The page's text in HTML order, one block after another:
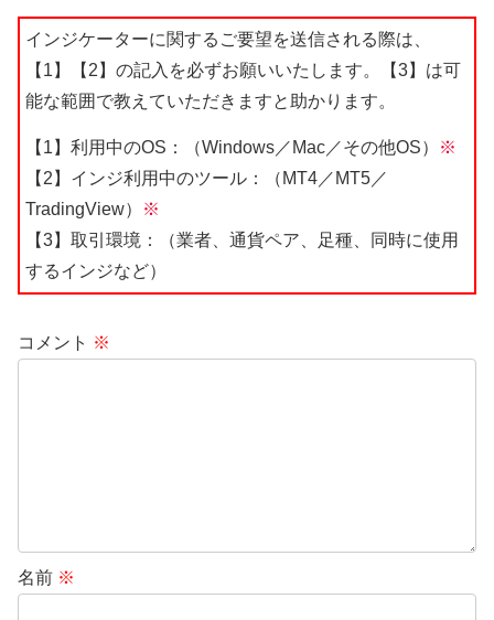
インジケーターに関するご要望を送信される際は、
【1】【2】の記入を必ずお願いいたします。【3】は可
能な範囲で教えていただきますと助かります。
【1】利用中のOS：（Windows／Mac／その他OS）
※
【2】インジ利用中のツール：（MT4／MT5／
TradingView）
※
【3】取引環境：（業者、通貨ペア、足種、同時に使用
するインジなど）
コメント ※
名前 ※